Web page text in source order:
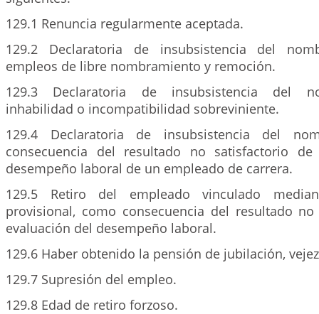
129.1 Renuncia regularmente aceptada.
129.2 Declaratoria de insubsistencia del
empleos de libre nombramiento y remoción.
129.3 Declaratoria de insubsistencia del
inhabilidad o incompatibilidad sobreviniente.
129.4 Declaratoria de insubsistencia del
consecuencia del resultado no satisfactorio
desempeño laboral de un empleado de carrera.
129.5 Retiro del empleado vinculado
provisional, como consecuencia del resultado
evaluación del desempeño laboral.
129.6 Haber obtenido la pensión de jubilación,
129.7 Supresión del empleo.
129.8 Edad de retiro forzoso.